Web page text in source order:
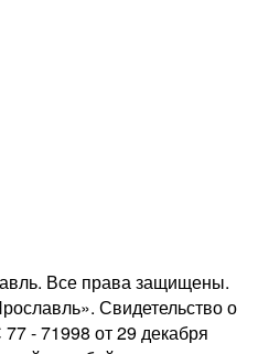
Все права защищены.
Свидетельство о
- 71998 от 29 декабря